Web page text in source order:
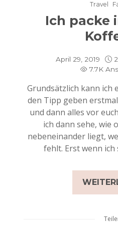
Travel
Ich packe
April 29, 2019
7.7K
Grundsätzlich kann ich
den Tipp geben
und dann alles vor
ich dann sehe, wie
nebeneinander liegt,
fehlt. Erst wenn ich